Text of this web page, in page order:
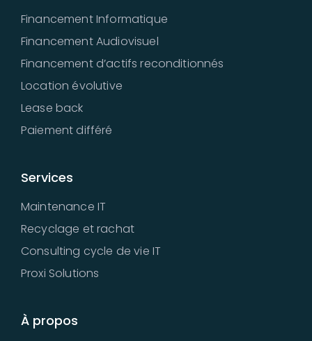
Financement Informatique
Financement Audiovisuel
Financement d’actifs reconditionnés
Location évolutive
Lease back
Paiement différé
Services
Maintenance IT
Recyclage et rachat
Consulting cycle de vie IT
Proxi Solutions
À propos